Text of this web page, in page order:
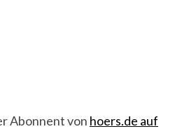
Abonnent von hoers.de auf